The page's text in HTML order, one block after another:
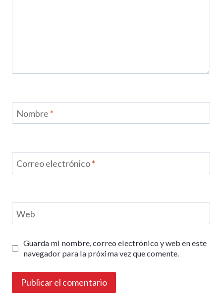
Nombre *
Correo electrónico*
Web
Guarda mi nombre, correo electrónico y web en este
navegador para la próxima vez que comente.